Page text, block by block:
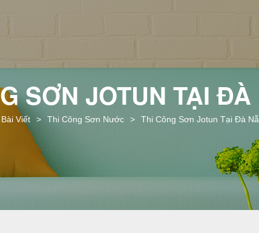
SƠN JOTUN TẠI ĐÀ
Bài Viết > Thi Công Sơn Nước > Thi Công Sơn Jotun Tại Đà